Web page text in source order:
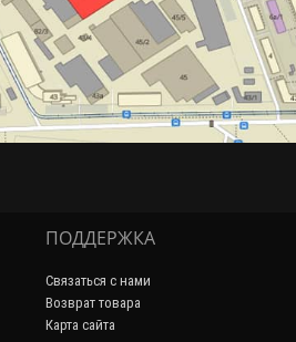
ПОДДЕРЖКА
Связаться с нами
Возврат товара
Карта сайта